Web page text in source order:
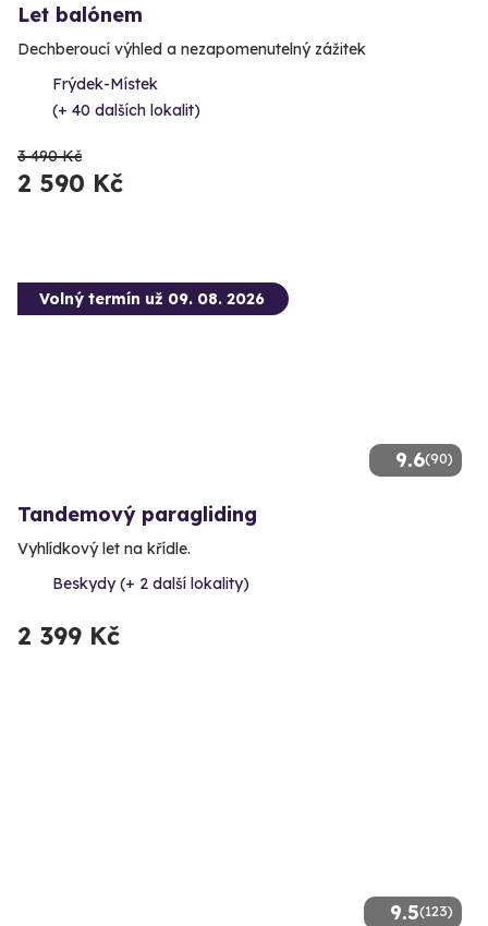
Let balónem
Dechberoucí výhled a nezapomenutelný zážitek
Frýdek-Místek
(+ 40 dalších lokalit)
3 490 Kč
2 590 Kč
9.6(90)
Volný termín už 09. 08. 2026
Tandemový paragliding
Vyhlídkový let na křídle.
Beskydy (+ 2 další lokality)
2 399 Kč
9.5(123)